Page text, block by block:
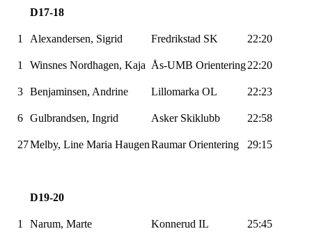
D17-18
1 Alexandersen, Sigrid Fredrikstad SK 22:20
1 Winsnes Nordhagen, Kaja Ås-UMB Orientering22:20
3 Benjaminsen, Andrine Lillomarka OL 22:23
6 Gulbrandsen, Ingrid Asker Skiklubb 22:58
27Melby, Line Maria HaugenRaumarOrientering 29:15
D19-20
1 Narum, Marte Konnerud IL 25:45